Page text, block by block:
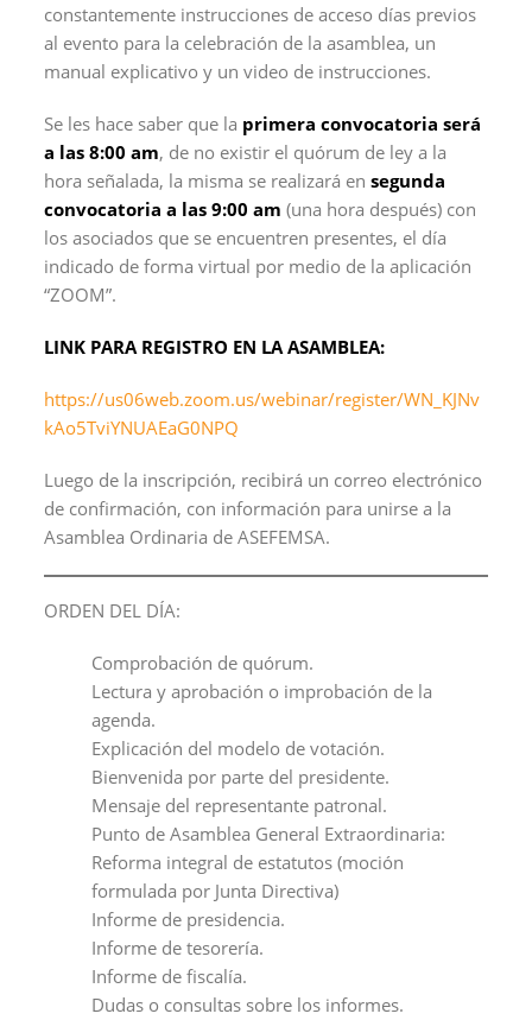
constantemente instrucciones de acceso días previos
al evento para la celebración de la asamblea, un
manual explicativo y un video de instrucciones.
Se les hace saber que la primera convocatoria será
a las 8:00 am, de no existir el quórum de ley a la
hora señalada, la misma se realizará ensegunda
convocatoria a las 9:00 am (una hora después) con
los asociados que se encuentren presentes, el día
indicado de forma virtual por medio de la aplicación
“ZOOM”.
LINK PARA REGISTRO EN LA ASAMBLEA:
https://us06web.zoom.us/webinar/register/WN_KJNv
kAo5TviYNUAEaG0NPQ
Luego de la inscripción, recibirá un correo electrónico
de confirmación, con información para unirse a la
Asamblea Ordinaria de ASEFEMSA.
ORDEN DEL DÍA:
Comprobación de quórum.
Lectura y aprobación o improbación de la
agenda.
Explicación del modelo de votación.
Bienvenida por parte del presidente.
Mensaje del representante patronal.
Punto de Asamblea General Extraordinaria:
Reforma integral de estatutos (moción
formulada por Junta Directiva)
Informe de presidencia.
Informe de tesorería.
Informe de fiscalía.
Dudas o consultas sobre los informes.